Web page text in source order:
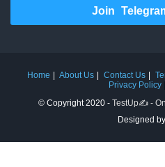
Join
Home About Us Contact Us
Privacy Policy
© Copyright 2020 - TestUp✍️ -
Designed by